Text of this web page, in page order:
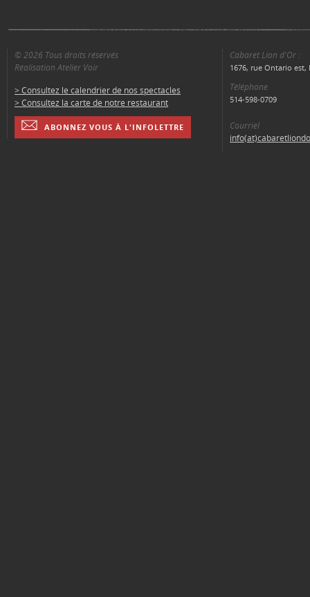
© 2026 Tous droits réservés
Réalisation Atelier Voir
> Consultez le calendrier de nos spectacles
> Consultez la carte de notre restaurant
ABONNEZ VOUS À L'INFOLETTRE
Cabaret Lion d'Or :
1676, rue Ontario est,
Téléphone
514-598-0709
Courriel